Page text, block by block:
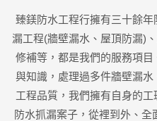
臻鎂防水工程行擁有三十餘
漏工程(牆壁漏水、屋頂防漏)
修補等，都是我們的服務項
與知識，處理過多件牆壁漏
工程品質，我們擁有自身的
防水抓漏案子，從裡到外、